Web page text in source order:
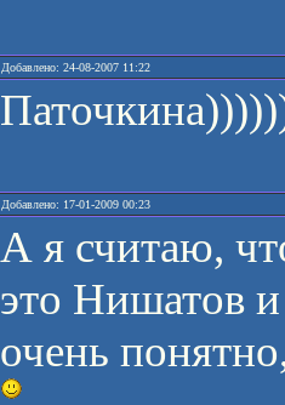
Добавлено: 24-08-2007 11:22
Добавлено: 17-01-2009 00:23
А я считаю,
это Нишатов
очень